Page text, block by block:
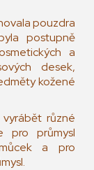
pouzdra
postupně
a
desek,
kožené
různé
pro průmysl
a pro